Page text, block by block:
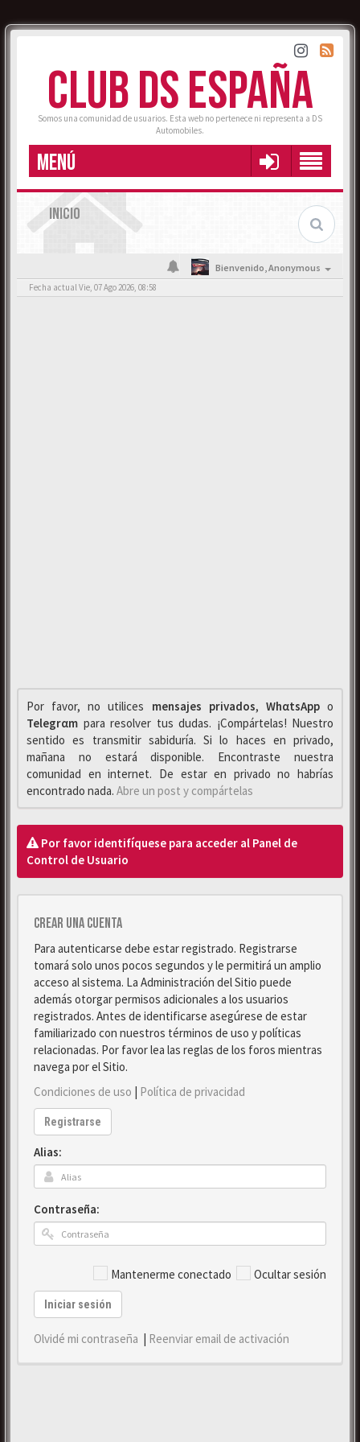
CLUB DS ESPAÑA
Somos una comunidad de usuarios. Esta web no pertenece ni representa a DS
Automobiles.
MENÚ
INICIO
Bienvenido,Anonymous
Fecha actual Vie, 07 Ago 2026, 08:58
Por favor, no utilices mensajes privados, WhαtsAppo
Telegrαm para resolver tus dudas. ¡Compártelas! Nuestro
sentido es transmitir sabiduría. Si lo haces en privado,
mañana no estará disponible. Encontraste nuestra
comunidad en internet. De estar en privado no habrías
encontrado nada. Abre un post y compártelas
Por favor identifíquese para acceder al Panel de
Control de Usuario
Crear una cuenta
Para autenticarse debe estar registrado. Registrarse
tomará solo unos pocos segundos y le permitirá un amplio
acceso al sistema. La Administración del Sitio puede
además otorgar permisos adicionales a los usuarios
registrados. Antes de identificarse asegúrese de estar
familiarizado con nuestros términos de uso y políticas
relacionadas. Por favor lea las reglas de los foros mientras
navega por el Sitio.
Condiciones de uso | Política de privacidad
Registrarse
Alias:
Contraseña:
Mantenerme conectado Ocultar sesión
Iniciar sesión
Olvidé mi contraseña | Reenviar email de activación